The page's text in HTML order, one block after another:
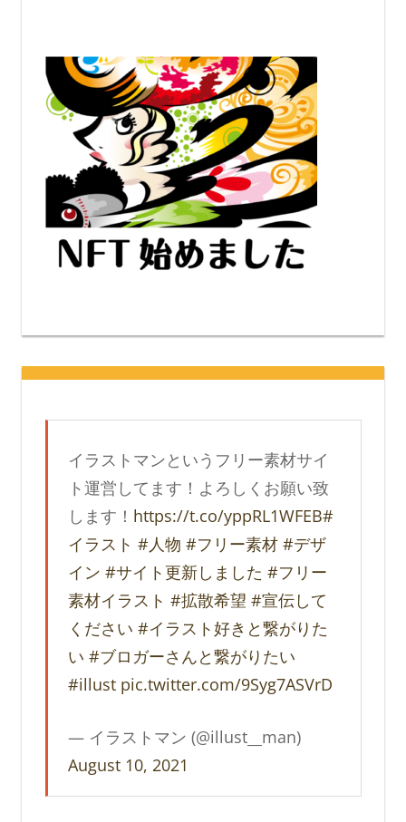
イラストマンというフリー素材サイ
ト運営してます！よろしくお願い致
します！ https://t.co/yppRL1WFEB#
イラスト #人物 #フリー素材 #デザ
イン #サイト更新しました #フリー
素材イラスト #拡散希望 #宣伝して
ください #イラスト好きと繋がりた
い #ブロガーさんと繋がりたい
#illust pic.twitter.com/9Syg7ASVrD
— イラストマン (@illust__man)
August 10, 2021